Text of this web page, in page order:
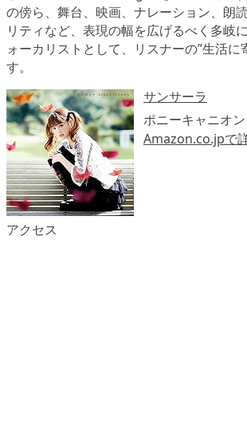
の傍ら、舞台、映画、ナレーション、朗
リティなど、表現の幅を広げるべく多岐
ォーカリストとして、リスナーの”生活に
す。
サンサーラ
ポニーキャニオ
Amazon.co.jpで
アクセス